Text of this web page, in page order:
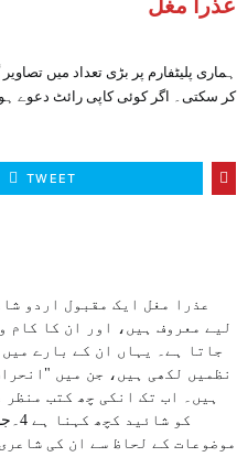
عذرا مغل
ہماری پلیٹفارم پر بڑی تعداد میں
کر سکتی۔ اگر کوئی کاپی رائٹ دعوے
TWEET
عذرا مغل ایک مقبول اردو
لیے معروف ہیں، اور ان کا کام
جاتا ہے۔ یہاں ان کے بارے
نظمیں لکھی ہیں، جن میں
موضوعات کے لحاظ سے ان کی